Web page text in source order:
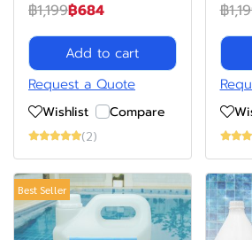
฿1,199฿684
Add to cart
Request a Quote
Wishlist Compare
(2)
฿
Best Seller